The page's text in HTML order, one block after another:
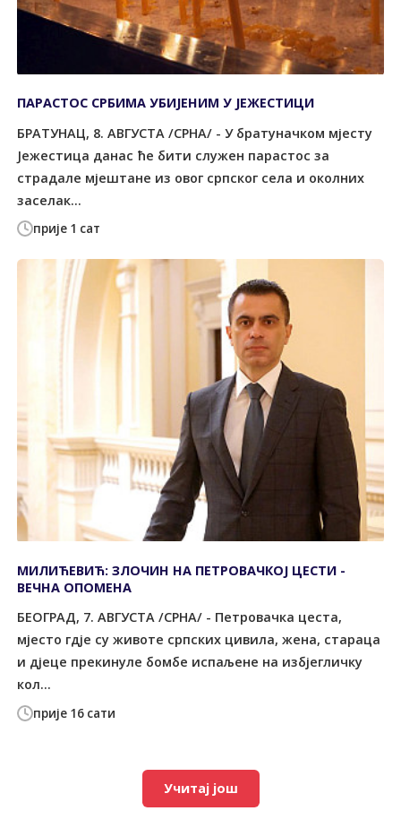
прије 1 сат
ПАРАСТОС СРБИМА УБИЈЕНИМ У ЈЕЖЕСТИЦИ
БРАТУНАЦ, 8. АВГУСТА /СРНА/ - У братуначком мјесту
Јежестица данас ће бити служен парастос за
страдале мјештане из овог српског села и околних
заселак...
прије 16 сати
МИЛИЋЕВИЋ: ЗЛОЧИН НА ПЕТРОВАЧКОЈ ЦЕСТИ -
ВЕЧНА ОПОМЕНА
БЕОГРАД, 7. АВГУСТА /СРНА/ - Петровачка цеста,
мјесто гдје су животе српских цивила, жена, стараца
и дјеце прекинуле бомбе испаљене на избјегличку
кол...
Учитај још